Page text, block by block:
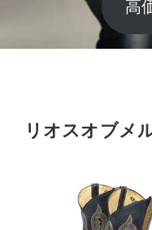
高
リオスオブメ